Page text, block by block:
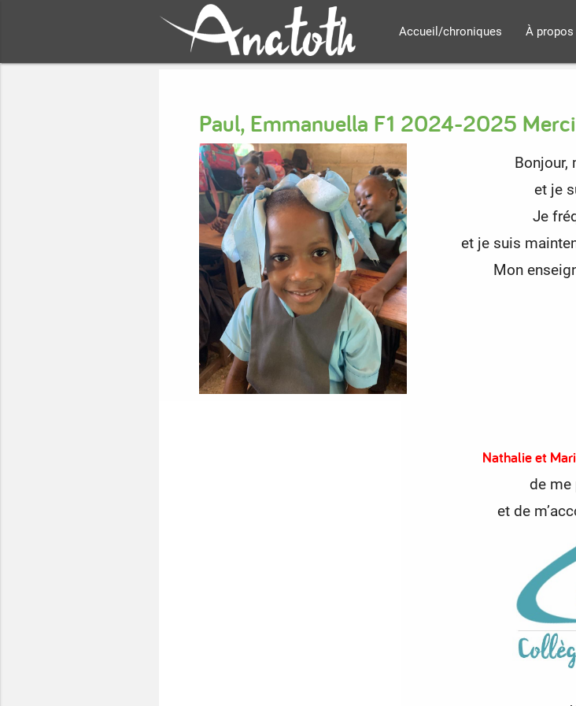
Accueil/chroniques À propos
Paul, Emmanuella F1 2024-2025
Bonjour,
et je
Je
et je suis
Mon
Nathalie et
de me
et de